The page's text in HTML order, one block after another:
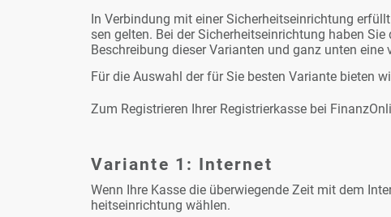
In Ver­bin­dung mit ei­ner Si­cher­heits­ein­rich­tung
sen gel­ten. Bei der Si­cher­heits­ein­rich­tung ha­ben
Be­schrei­bung die­ser Va­ri­an­ten und ganz un­ten ei­ne
Für die Aus­wahl der für Sie bes­ten Va­ri­an­te bie­ten
Zum Re­gis­trie­ren Ih­rer Re­gis­trier­kas­se bei
Va­ri­an­te 1: In­ter­net
Wenn Ih­re Kas­se die über­wie­gen­de Zeit mit dem
heits­ein­rich­tung wäh­len.